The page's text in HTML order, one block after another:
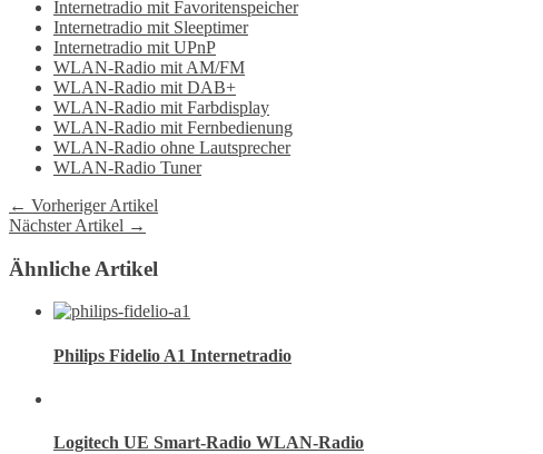
Internetradio mit Favoritenspeicher
Internetradio mit Sleeptimer
Internetradio mit UPnP
WLAN-Radio mit AM/FM
WLAN-Radio mit DAB+
WLAN-Radio mit Farbdisplay
WLAN-Radio mit Fernbedienung
WLAN-Radio ohne Lautsprecher
WLAN-Radio Tuner
← Vorheriger Artikel
Nächster Artikel →
Ähnliche Artikel
Philips Fidelio A1 Internetradio
Logitech UE Smart-Radio WLAN-Radio